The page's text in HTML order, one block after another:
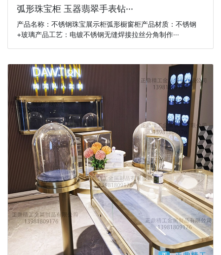
弧形珠宝柜 玉器翡翠手表钻···
产品名称：不锈钢珠宝展示柜弧形橱窗柜产品材质：不锈钢
+玻璃产品工艺：电镀不锈钢无缝焊接拉丝分角制作···